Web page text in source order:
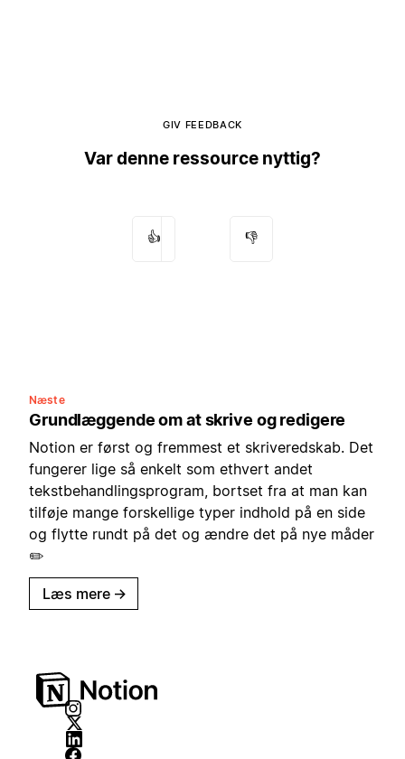
GIV FEEDBACK
Var denne ressource nyttig?
👍 👎
Næste
Grundlæggende om at skrive og redigere
Notion er først og fremmest et skriveredskab. Det
fungerer lige så enkelt som ethvert andet
tekstbehandlingsprogram, bortset fra at man kan
tilføje mange forskellige typer indhold på en side
og flytte rundt på det og ændre det på nye måder
✏️
Læs mere →